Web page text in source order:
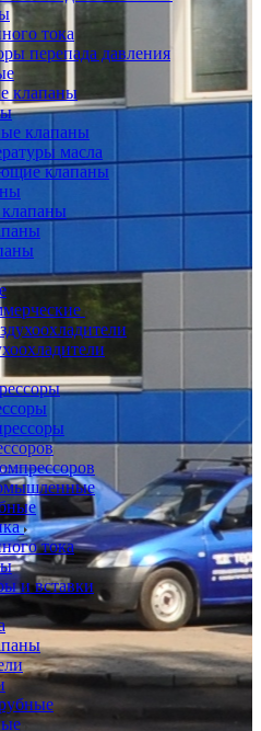
тока
перепада давления
клапаны
клапаны
масла
клапаны
тока
и вставки